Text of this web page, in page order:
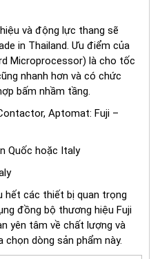
và động lực thang sẽ
in Thailand. Ưu điểm của
Microprocessor) là cho tốc
nhanh hơn và có chức
bấm nhầm tầng.
Aptomat: Fuji –
Quốc hoặc Italy
hết các thiết bị quan trọng
đồng bộ thương hiệu Fuji
yên tâm về chất lượng và
dòng sản phẩm này.